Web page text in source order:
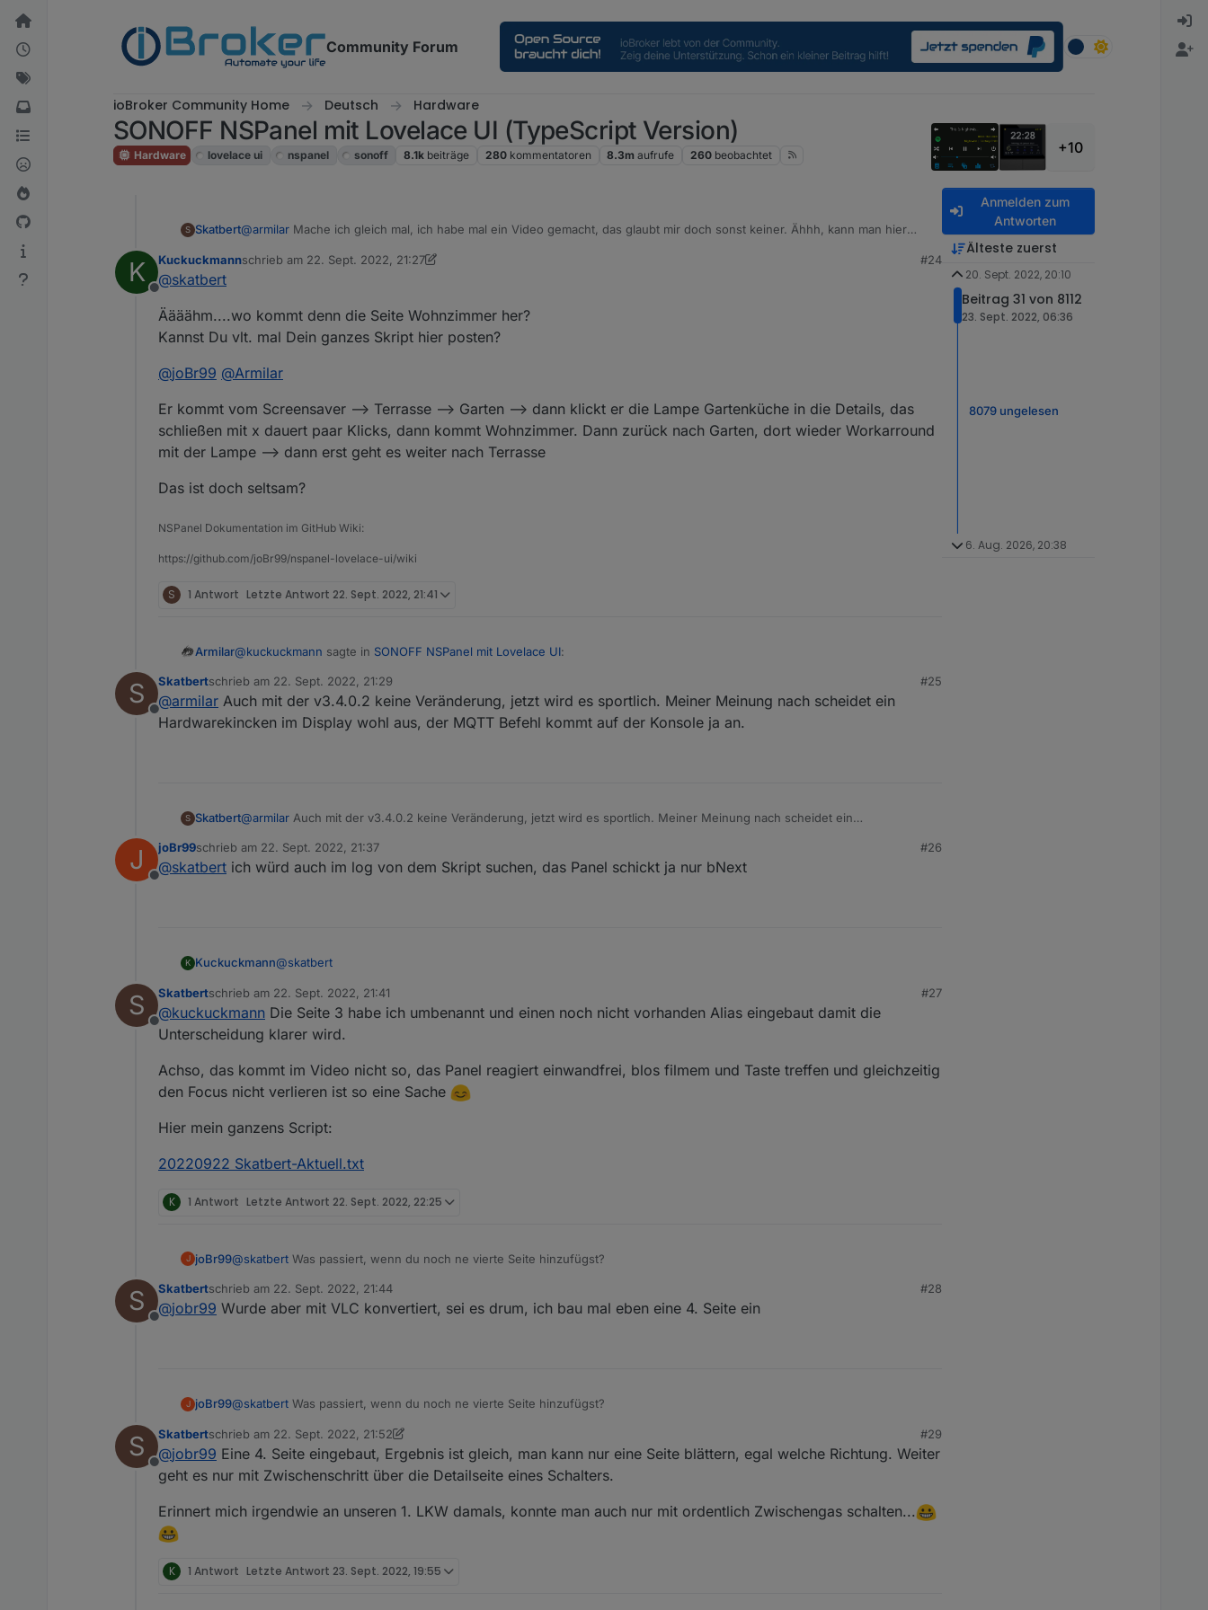
Weiter zum Inhalt
Community Forum
ioBroker Community Home Deutsch Hardware
SONOFF NSPanel mit Lovelace UI (TypeScript Version)
Hardware lovelace ui nspanel sonoff 8.1k beiträge 280 kommentatoren 8.3m aufrufe 260 beobachtet +10
S Skatbert@armilar Mache ich gleich mal, ich habe mal ein Video gemacht, das glaubt mir doch sonst keiner. Ähhh, kann man hier
Video.avi
K
Offline
Kuckuckmannschrieb am 22. Sept. 2022, 21:27
zuletzt editiert von Kuckuckmann
#24
@skatbert
Äääähm....wo kommt denn die Seite Wohnzimmer her?
Kannst Du vlt. mal Dein ganzes Skript hier posten?
@joBr99 @Armilar
Er kommt vom Screensaver --> Terrasse --> Garten --> dann klickt er die Lampe Gartenküche in die Details, das
schließen mit x dauert paar Klicks, dann kommt Wohnzimmer. Dann zurück nach Garten, dort wieder Workarround
mit der Lampe --> dann erst geht es weiter nach Terrasse
Das ist doch seltsam?
NSPanel Dokumentation im GitHub Wiki:
https://github.com/joBr99/nspanel-lovelace-ui/wiki
S 1 Antwort Letzte Antwort 22. Sept. 2022, 21:41
Armilar@kuckuckmann sagte in SONOFF NSPanel mit Lovelace UI:
@ skatbert
Vlt. kannst Du zwei Sachen mal testen, falls noch nicht geschehen:
@Armilardas kann nicht ggf. mit den Korrekturen neulich zusammenhängen? Vlt. könnte er mal auf V3.4.0.1
@Kuckuckmann: Versuch wäre es wert, wobei das Script nur auf die Events reagiert, die kommen ja nicht...
ui/5d34598040074653ff4803d8ad415db5fe03618d/ioBroker/NsPanelTs.ts
S
Offline
Skatbertschrieb am 22. Sept. 2022, 21:29
zuletzt editiert von
#25
@armilar Auch mit der v3.4.0.2 keine Veränderung, jetzt wird es sportlich. Meiner Meinung nach scheidet ein
Hardwarekincken im Display wohl aus, der MQTT Befehl kommt auf der Konsole ja an.
S Skatbert@armilar Auch mit der v3.4.0.2 keine Veränderung, jetzt wird es sportlich. Meiner Meinung nach scheidet ein
J
Offline
joBr99schrieb am 22. Sept. 2022, 21:37
zuletzt editiert von
#26
@skatbert ich würd auch im log von dem Skript suchen, das Panel schickt ja nur bNext
K Kuckuckmann@skatbert
Äääähm....wo kommt denn die Seite Wohnzimmer her?
Kannst Du vlt. mal Dein ganzes Skript hier posten?
@joBr99 @Armilar
Er kommt vom Screensaver --> Terrasse --> Garten --> dann klickt er die Lampe Gartenküche in die Details, das
schließen mit x dauert paar Klicks, dann kommt Wohnzimmer. Dann zurück nach Garten, dort wieder Workarround mit
der Lampe --> dann erst geht es weiter nach Terrasse
Das ist doch seltsam?
S
Offline
Skatbertschrieb am 22. Sept. 2022, 21:41
zuletzt editiert von
#27
@kuckuckmann Die Seite 3 habe ich umbenannt und einen noch nicht vorhanden Alias eingebaut damit die
Unterscheidung klarer wird.
Achso, das kommt im Video nicht so, das Panel reagiert einwandfrei, blos filmem und Taste treffen und gleichzeitig
den Focus nicht verlieren ist so eine Sache
Hier mein ganzens Script:
20220922 Skatbert-Aktuell.txt
K 1 Antwort Letzte Antwort 22. Sept. 2022, 22:25
J joBr99@skatbert Was passiert, wenn du noch ne vierte Seite hinzufügst?
Das Video möchte sich nicht abspielen lassen, noch nicht mal im VLC.
S
Offline
Skatbertschrieb am 22. Sept. 2022, 21:44
zuletzt editiert von
#28
@jobr99 Wurde aber mit VLC konvertiert, sei es drum, ich bau mal eben eine 4. Seite ein
J joBr99@skatbert Was passiert, wenn du noch ne vierte Seite hinzufügst?
Das Video möchte sich nicht abspielen lassen, noch nicht mal im VLC.
S
Offline
Skatbertschrieb am 22. Sept. 2022, 21:52
zuletzt editiert von Skatbert
#29
@jobr99 Eine 4. Seite eingebaut, Ergebnis ist gleich, man kann nur eine Seite blättern, egal welche Richtung. Weiter
geht es nur mit Zwischenschritt über die Detailseite eines Schalters.
Erinnert mich irgendwie an unseren 1. LKW damals, konnte man auch nur mit ordentlich Zwischengas schalten...
K 1 Antwort Letzte Antwort 23. Sept. 2022, 19:55
Anmelden zum
Antworten
Älteste zuerst
20. Sept. 2022, 20:10
Beitrag 31 von 8112
23. Sept. 2022, 06:36
8079 ungelesen
6. Aug. 2026, 20:38